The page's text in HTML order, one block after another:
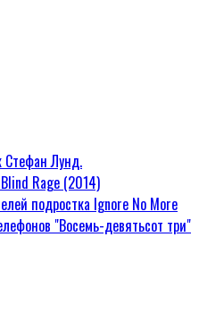
Стефан Лунд.
Rage (2014)
подростка Ignore No More
"Восемь-девятьсот три"